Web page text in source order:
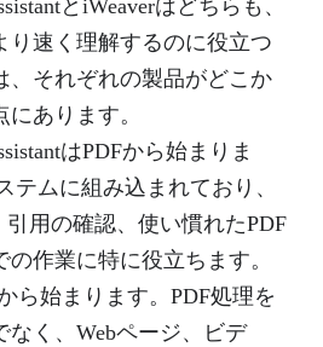
とiWeaverはどちらも、
り速く理解するのに役立つ
、それぞれの製品がどこか
あります。
はPDFから始まりま
テムに組み込まれており、
用の確認、使い慣れたPDF
作業に特に役立ちます。
ら始まります。PDF処理を
なく、Webページ、ビデ